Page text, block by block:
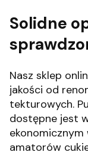
Solidne
Nasz sklep
jakości od
tekturowych.
dostępne jest
amatorów